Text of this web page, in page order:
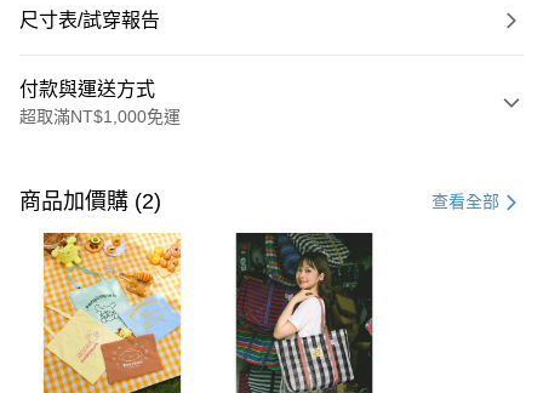
尺寸表/試穿報告
付款與運送方式
超取滿NT$1,000免運
信用卡一次付款
購物金
超商取貨付款
LINE Pay
街口支付
商品加價購 (2) 查看全部